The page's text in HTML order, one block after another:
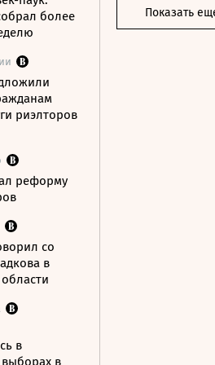
более
риэлторов
реформу
со
в
в
в
Показать